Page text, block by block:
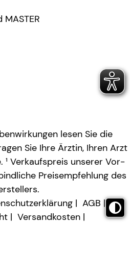
lesen Sie die
Sie Ihre Ärztin, Ihren Arzt
¹ Verkaufspreis unserer Vor-
Preisempfehlung des
AGB
Versandkosten